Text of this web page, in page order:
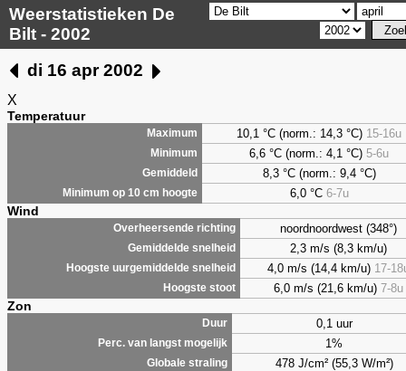
Weerstatistieken De
Bilt - 2002
di 16 apr 2002
X
Temperatuur
Maximum 10,1 °C (norm.: 14,3 °C) 15-16u
Minimum 6,6 °C (norm.: 4,1 °C) 5-6u
Gemiddeld 8,3°C (norm.: 9,4 °C)
Minimum op 10 cm hoogte 6,0°C 6-7u
Wind
Overheersende richting noordnoordwest (348°)
Gemiddelde snelheid 2,3 m/s (8,3 km/u)
Hoogste uurgemiddelde snelheid 4,0 m/s (14,4 km/u) 17-
Hoogste stoot 6,0 m/s (21,6 km/u) 7-8u
Zon
Duur 0,1 uur
Perc. van langst mogelijk 1%
Globale straling 478 J/cm² (55,3 W/m²)